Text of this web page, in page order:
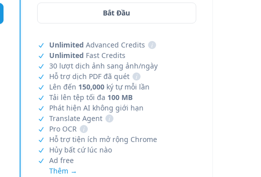
Bắt Đầu
Unlimited Advanced Credits
i
Unlimited Fast Credits
30 lượt dịch ảnh sang ảnh/ngày
Hỗ trợ dịch PDF đã quét
i
Lên đến 150,000ký tự mỗi lần
Tải lên tệp tối đa 100 MB
Phát hiện AI không giới hạn
Translate Agent
i
Pro OCR
i
Hỗ trợ tiện ích mở rộng Chrome
Hủy bất cứ lúc nào
Ad free
Thêm →